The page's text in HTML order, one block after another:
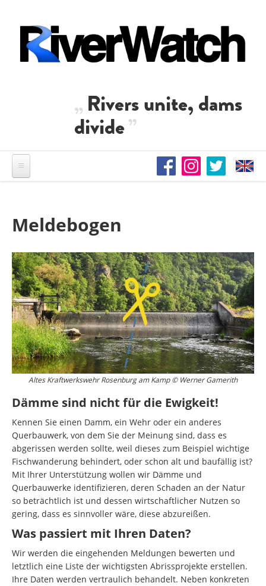
Rivers unite, dams
divide
Meldebogen
Altes Kraftwerkswehr Rosenburg am Kamp © Werner Gamerith
Dämme sind nicht für die Ewigkeit!
Kennen Sie einen Damm, ein Wehr oder ein anderes
Querbauwerk, von dem Sie der Meinung sind, dass es
abgerissen werden sollte, weil dieses zum Beispiel wichtige
Fischwanderung behindert, oder schon alt und baufällig ist?
Mit Ihrer Unterstützung wollen wir Dämme und
Querbauwerke identifizieren, deren Schaden an der Natur
so beträchtlich ist und dessen wirtschaftlicher Nutzen so
gering, dass es sinnvoller wäre, diese abzureißen.
Was passiert mit Ihren Daten?
Wir werden die eingehenden Meldungen bewerten und
letztlich eine Liste der wichtigsten Abrissprojekte erstellen.
Ihre Daten werden vertraulich behandelt. Neben konkreten